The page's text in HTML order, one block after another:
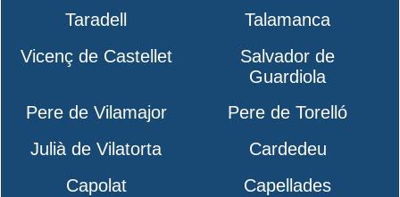
Taradell
Talamanca
Vicenç de Castellet
Salvador de
Guardiola
Pere de Vilamajor
Pere de Torelló
Julià de Vilatorta
Cardedeu
Capolat
Capellades